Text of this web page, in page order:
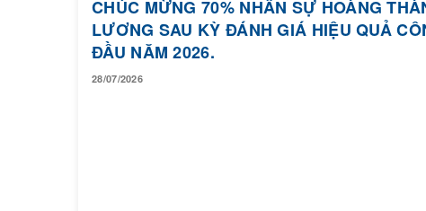
CHÚC MỪNG 70% NHÂN SỰ HOÀNG
LƯƠNG SAU KỲ ĐÁNH GIÁ HIỆU QUẢ
ĐẦU NĂM 2026.
28/07/2026